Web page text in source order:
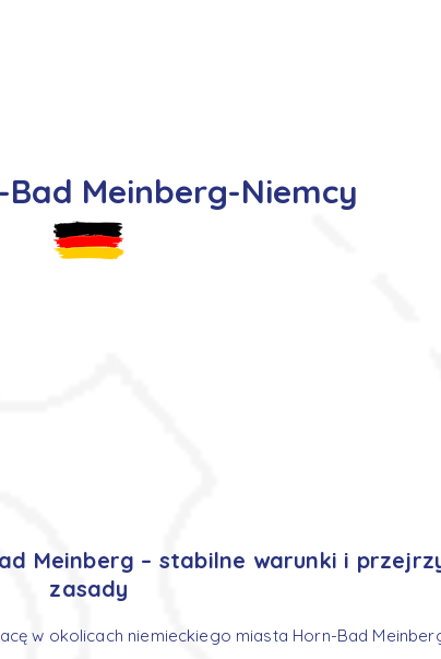
Meinberg-Niemcy
Meinberg – stabilne warunki i
zasady
w okolicach niemieckiego miasta Horn-Bad